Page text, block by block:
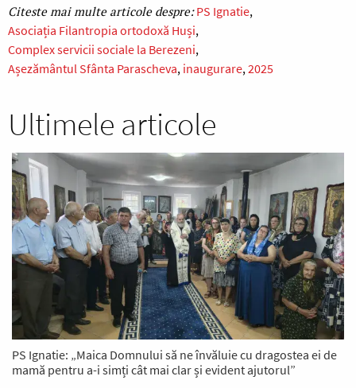
PS Ignatie
Asociația Filantropia ortodoxă Huși
Complex servicii sociale la Berezeni
Așezământul Sfânta Parascheva inaugurare 2025
Ultimele articole
PS Ignatie: „Maica Domnului să ne învăluie cu dragostea ei de
mamă pentru a-i simți cât mai clar și evident ajutorul”